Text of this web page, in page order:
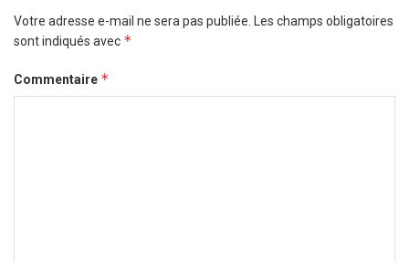
Votre adresse e-mail ne sera pas publiée.
Les champs obligatoires
sont indiqués avec *
Commentaire *